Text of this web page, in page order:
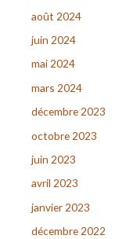
août 2024
juin 2024
mai 2024
mars 2024
décembre 2023
octobre 2023
juin 2023
avril 2023
janvier 2023
décembre 2022